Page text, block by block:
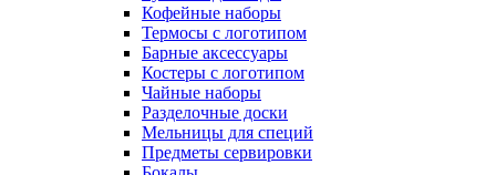
Кофейные наборы
Термосы с логотипом
Барные аксессуары
Костеры с логотипом
Чайные наборы
Разделочные доски
Мельницы для специй
Предметы сервировки